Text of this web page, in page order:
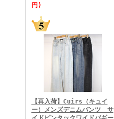
FINEBOYS2025年11月号
円)
【再入荷】Cuirs（キュイ
ー）メンズデニムパンツ サ